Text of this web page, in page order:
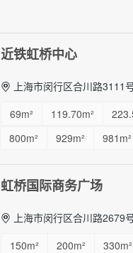
近铁虹桥中心
上海市闵行区合川路3111
69m²
119.70m²
800m²
929m² 981m²
60m²
...
虹桥国际商务广场
上海市闵行区合川路2679
150m²
200m² 330m²